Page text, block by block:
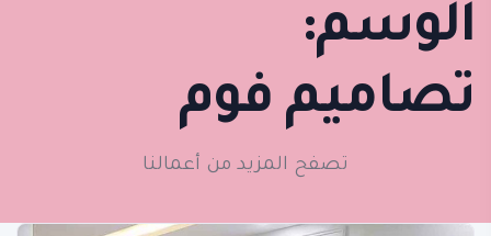
الوسم:
تصاميم فوم
تصفح المزيد من أعمالنا